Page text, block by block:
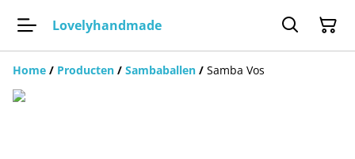
Lovelyhandmade
Home / Producten / Sambaballen / Samba Vos